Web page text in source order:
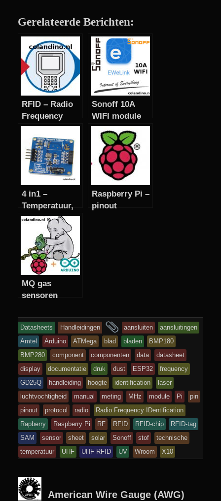
Gerelateerde Berichten:
RFID – Radio
Frequency
Identification
Sonoff 10A
WIFI module
met ESPeasy
flashen
4 in1 –
Temperatuur,
Luchtvochtigh
eid, Druk-
Hoogte en
Licht sensor
module
Raspberry Pi –
pinout
MQ gas
sensoren
Datasheets Handleidingen
en
getagd
aansluiten
aansluitingen
Amtel
Arduino ATMega blad bladen
BMP180
BMP280
component componenten data
datasheet
display
documentatie druk dust ESP32
frequency
GD25Q
handleiding hoogte identification
laser
luchtvochtigheid
manual meting MHz module Pi
pin
pinout
protocol radio
Radio Frequency IDentification
Rapberry
Raspberry Pi RF RFID RFID-chip
RFID-tag
SAM
sensor sheet solar Sonoff stof
technische
temperatuur
UHF UHF RFID UV Wroom X10
American Wire Gauge (AWG)